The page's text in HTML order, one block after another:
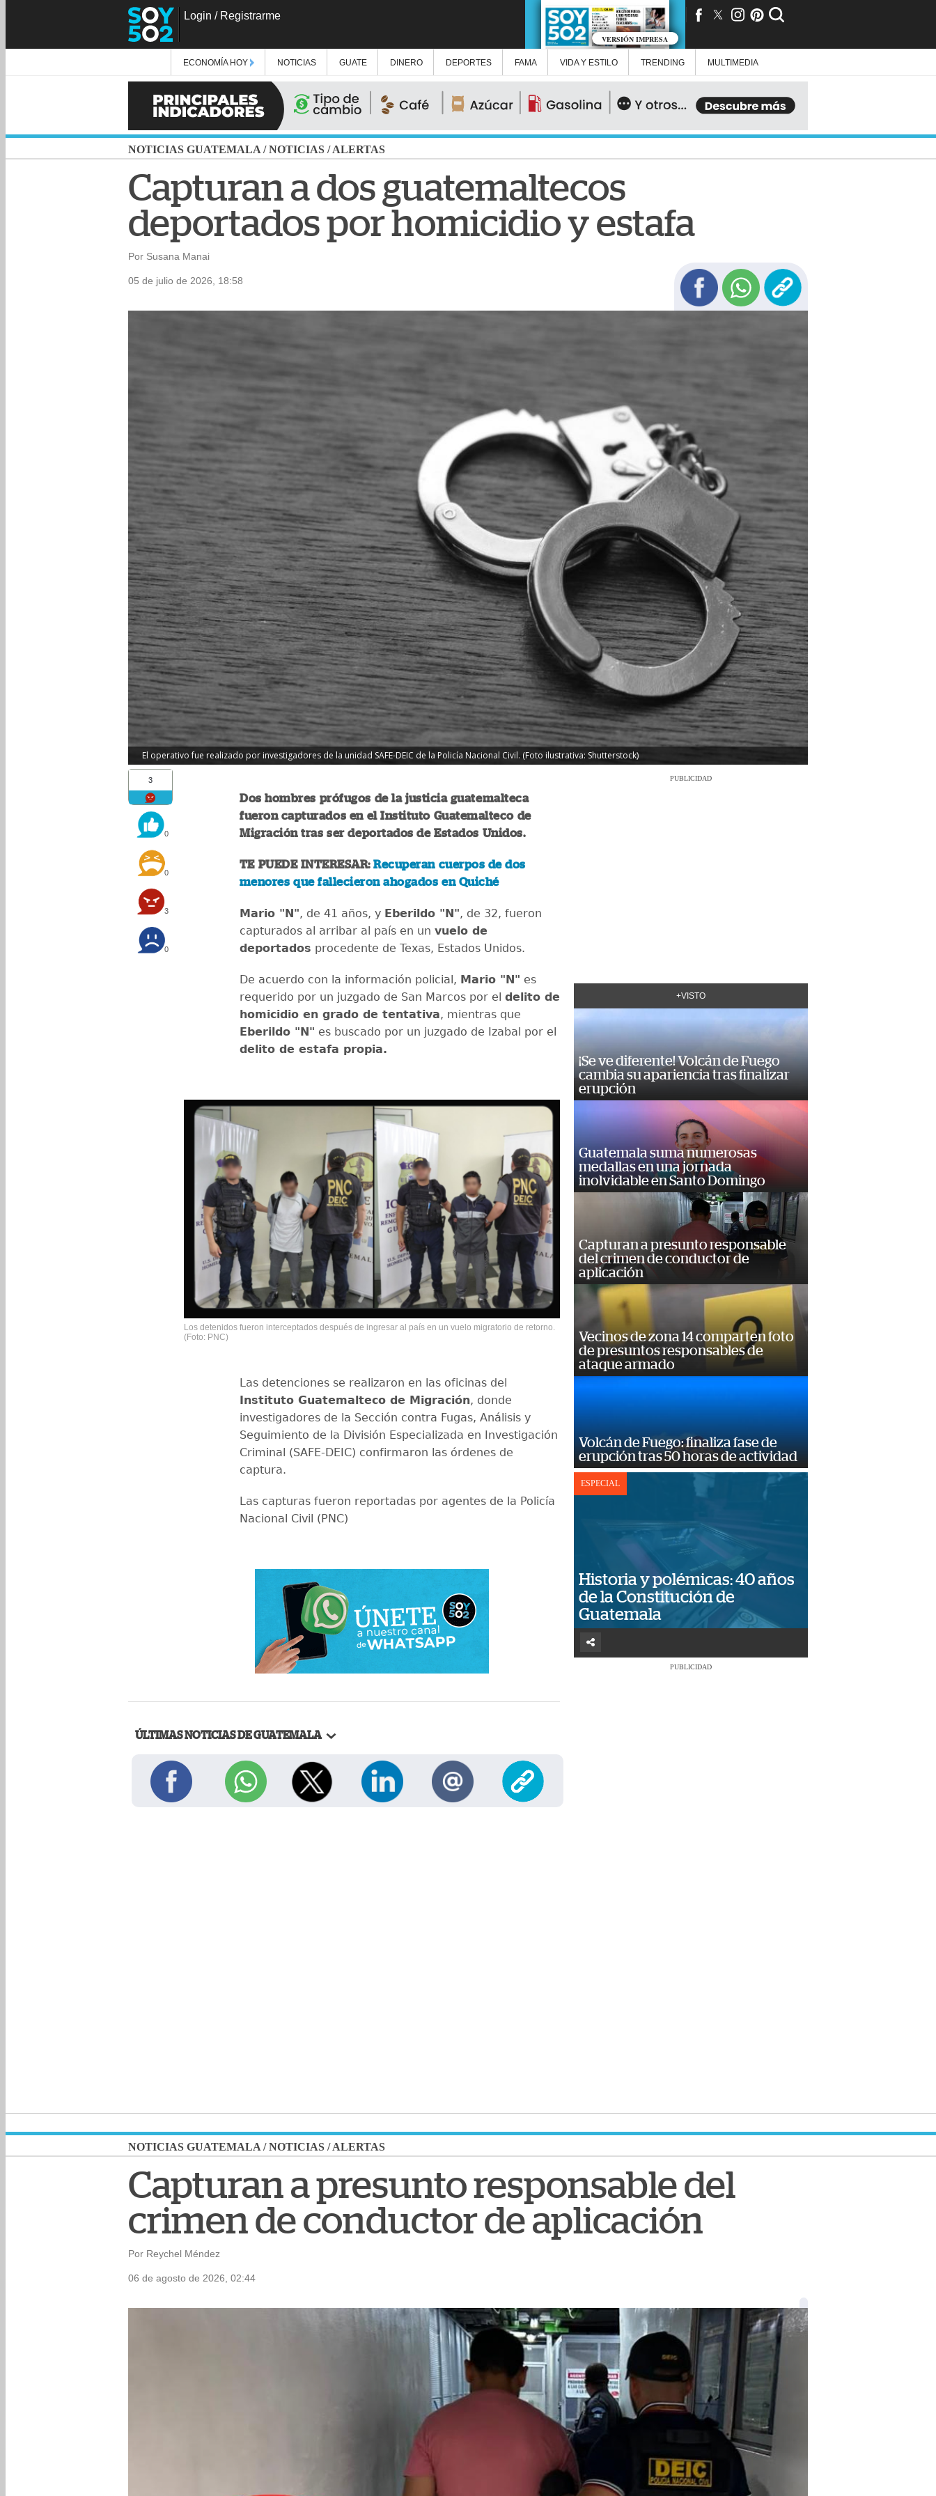
Login / Registrarme
VERSIÓN IMPRESA
ECONOMÍA HOY NOTICIAS GUATE DINERO DEPORTES FAMA VIDA Y ESTILO TRENDING MULTIMEDIA
NOTICIAS GUATEMALA /NOTICIAS /ALERTAS
Capturan a dos guatemaltecos
deportados por homicidio y estafa
Por Susana Manai
05 de julio de 2026, 18:58
El operativo fue realizado por investigadores de la unidad SAFE-DEIC de la Policía Nacional Civil. (Foto ilustrativa: Shutterstock)
3
0
0
3
0
Dos hombres prófugos de la justicia guatemalteca
fueron capturados en el Instituto Guatemalteco de
Migración tras ser deportados de Estados Unidos.
TE PUEDE INTERESAR:Recuperan cuerpos de dos
menores que fallecieron ahogados en Quiché
Mario "N", de 41 años, y Eberildo "N", de 32, fueron
capturados al arribar al país en un vuelo de
deportados procedente de Texas, Estados Unidos.
De acuerdo con la información policial, Mario "N" es
requerido por un juzgado de San Marcos por el delito de
homicidio en grado de tentativa, mientras que
Eberildo "N" es buscado por un juzgado de Izabal por el
delito de estafa propia.
Los detenidos fueron interceptados después de ingresar al país en un vuelo migratorio de retorno.
(Foto: PNC)
Las detenciones se realizaron en las oficinas del
Instituto Guatemalteco de Migración, donde
investigadores de la Sección contra Fugas, Análisis y
Seguimiento de la División Especializada en Investigación
Criminal (SAFE-DEIC) confirmaron las órdenes de
captura.
Las capturas fueron reportadas por agentes de la Policía
Nacional Civil (PNC)
ÚLTIMAS NOTICIAS DE GUATEMALA
PUBLICIDAD
+VISTO
¡Se ve diferente! Volcán de Fuego
cambia su apariencia tras finalizar
erupción
Guatemala suma numerosas
medallas en una jornada
inolvidable en Santo Domingo
Capturan a presunto responsable
del crimen de conductor de
aplicación
Vecinos de zona 14 comparten foto
de presuntos responsables de
ataque armado
Volcán de Fuego: finaliza fase de
erupción tras 50 horas de actividad
ESPECIAL
Historia y polémicas: 40 años
de la Constitución de
Guatemala
PUBLICIDAD
NOTICIAS GUATEMALA /NOTICIAS /ALERTAS
Capturan a presunto responsable del
crimen de conductor de aplicación
Por Reychel Méndez
06 de agosto de 2026, 02:44